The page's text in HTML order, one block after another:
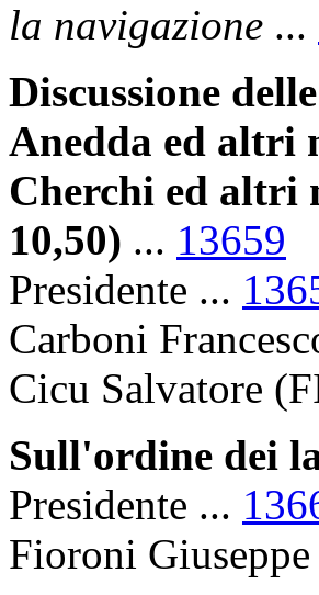
la navigazione ...
Discussione
Anedda ed altri
Cherchi ed altri
10,50) ... 13659
Presidente ...
Carboni
Cicu Salvatore
Sull'ordine dei
Presidente ...
Fioroni